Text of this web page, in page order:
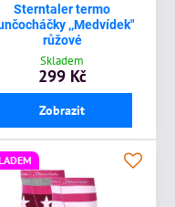
Sterntaler termo
,,Medvídek"
růžové
Skladem
299 Kč
Zobrazit